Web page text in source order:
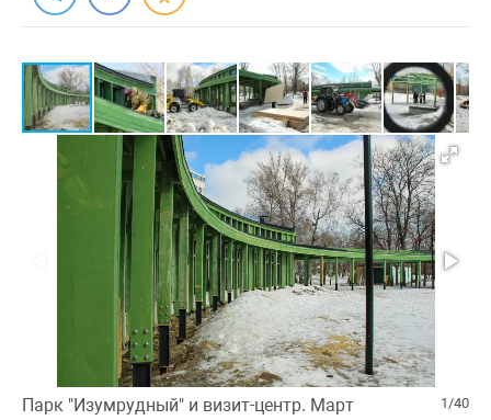
1/40
Парк "Изумрудный" и визит-центр. Март